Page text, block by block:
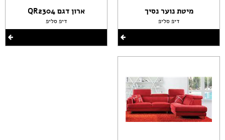
מיטת נוער נסיך
דיפ סליפ
ארון דגם QR2304
דיפ סליפ